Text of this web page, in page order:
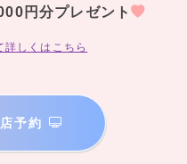
円分プレゼント
しくはこちら
予約